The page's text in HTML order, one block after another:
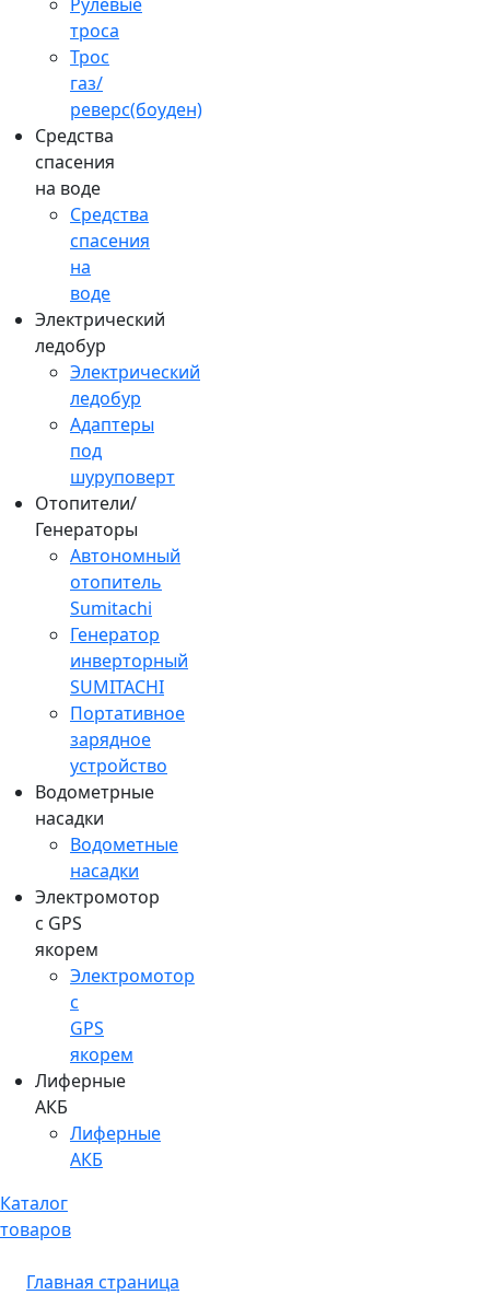
троса
Трос
газ/
реверс(боуден)
Средства
спасения
на воде
Средства
спасения
на
воде
Электрический
ледобур
Электрический
ледобур
Адаптеры
под
шуруповерт
Отопители/
Генераторы
Автономный
отопитель
Sumitachi
Генератор
инверторный
SUMITACHI
Портативное
зарядное
устройство
Водометрные
насадки
Водометные
насадки
Электромотор
c GPS
якорем
Электромотор
c
GPS
якорем
Лиферные
АКБ
Лиферные
АКБ
Каталог
товаров
Главная страница